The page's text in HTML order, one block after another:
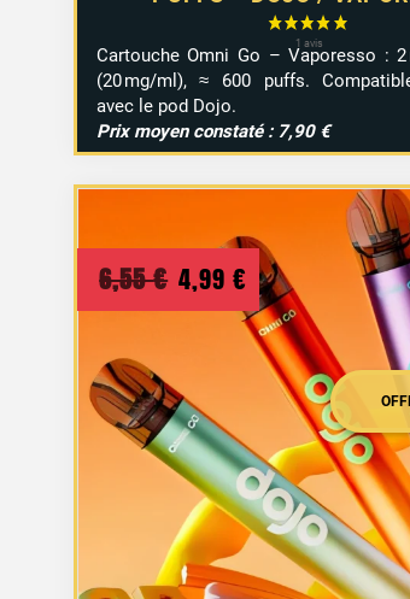
Cartouche Omni Go – Vaporesso : 2
(20 mg/ml), ≈ 600 puffs.
avec le pod Dojo.
Prix moyen constaté : 7,90 €
6,55€ Le
prix
était :
6,55 €.
4,99€ Le
prix
actuel
est :
4,99 €.